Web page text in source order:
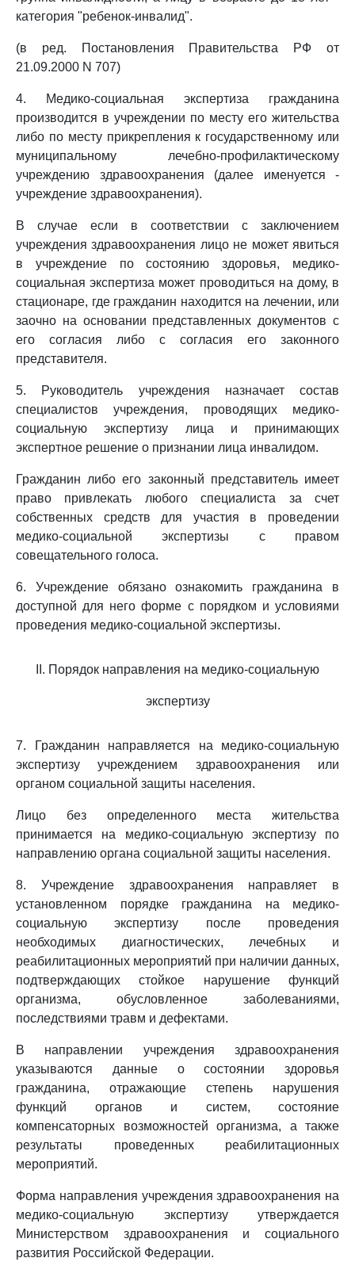
категория "ребенок-инвалид".
(в ред. Постановления Правительства РФ от
21.09.2000 N 707)
4. Медико-социальная экспертиза гражданина
производится в учреждении по месту его жительства
либо по месту прикрепления к государственному или
муниципальному лечебно-профилактическому
учреждению здравоохранения (далее именуется -
учреждение здравоохранения).
В случае если в соответствии с заключением
учреждения здравоохранения лицо не может явиться
в учреждение по состоянию здоровья, медико-
социальная экспертиза может проводиться на дому, в
стационаре, где гражданин находится на лечении, или
заочно на основании представленных документов с
его согласия либо с согласия его законного
представителя.
5. Руководитель учреждения назначает состав
специалистов учреждения, проводящих медико-
социальную экспертизу лица и принимающих
экспертное решение о признании лица инвалидом.
Гражданин либо его законный представитель имеет
право привлекать любого специалиста за счет
собственных средств для участия в проведении
медико-социальной экспертизы с правом
совещательного голоса.
6. Учреждение обязано ознакомить гражданина в
доступной для него форме с порядком и условиями
проведения медико-социальной экспертизы.
II. Порядок направления на медико-социальную
экспертизу
7. Гражданин направляется на медико-социальную
экспертизу учреждением здравоохранения или
органом социальной защиты населения.
Лицо без определенного места жительства
принимается на медико-социальную экспертизу по
направлению органа социальной защиты населения.
8. Учреждение здравоохранения направляет в
установленном порядке гражданина на медико-
социальную экспертизу после проведения
необходимых диагностических, лечебных и
реабилитационных мероприятий при наличии данных,
подтверждающих стойкое нарушение функций
организма, обусловленное заболеваниями,
последствиями травм и дефектами.
В направлении учреждения здравоохранения
указываются данные о состоянии здоровья
гражданина, отражающие степень нарушения
функций органов и систем, состояние
компенсаторных возможностей организма, а также
результаты проведенных реабилитационных
мероприятий.
Форма направления учреждения здравоохранения на
медико-социальную экспертизу утверждается
Министерством здравоохранения и социального
развития Российской Федерации.